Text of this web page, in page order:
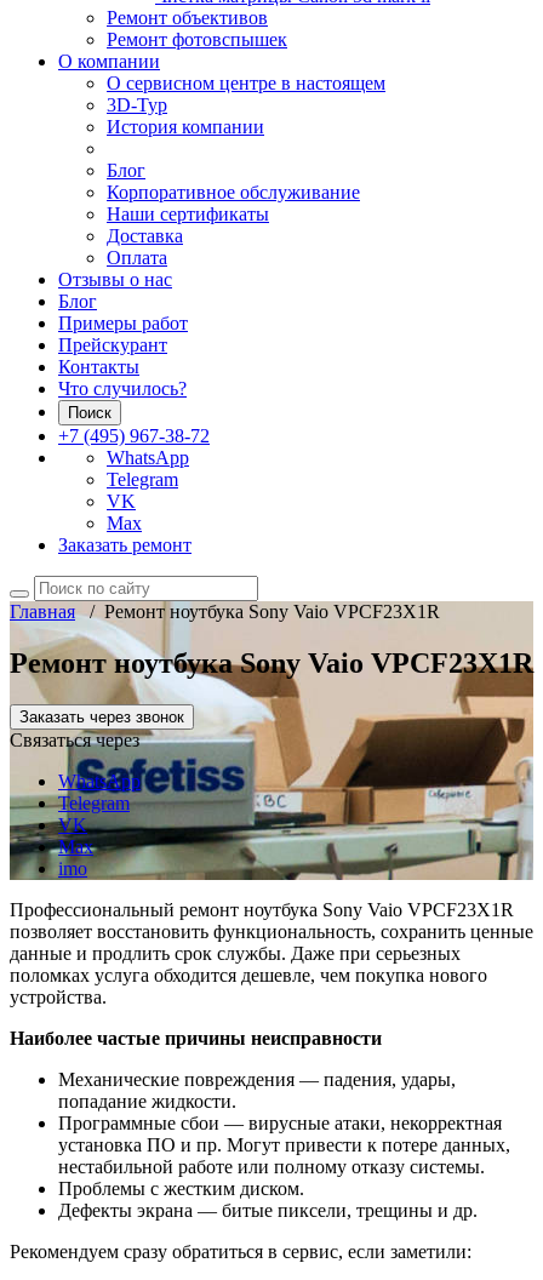
Ремонт объективов
Ремонт фотовспышек
О компании
О сервисном центре в настоящем
3D-Тур
История компании
Блог
Корпоративное обслуживание
Наши сертификаты
Доставка
Оплата
Отзывы о нас
Блог
Примеры работ
Прейскурант
Контакты
Что случилось?
Поиск
+7 (495) 967-38-72
WhatsApp
Telegram
VK
Max
Заказать ремонт
Главная/ Ремонт ноутбука Sony Vaio VPCF23X1R
Ремонт ноутбука Sony Vaio VPCF23X1R
Заказать через звонок
Связаться через
WhatsApp
Telegram
VK
Max
imo
Профессиональный ремонт ноутбука Sony Vaio VPCF23X1R
позволяет восстановить функциональность, сохранить ценные
данные и продлить срок службы. Даже при серьезных
поломках услуга обходится дешевле, чем покупка нового
устройства.
Наиболее частые причины неисправности
Механические повреждения — падения, удары,
попадание жидкости.
Программные сбои — вирусные атаки, некорректная
установка ПО и пр. Могут привести к потере данных,
нестабильной работе или полному отказу системы.
Проблемы с жестким диском.
Дефекты экрана — битые пиксели, трещины и др.
Рекомендуем сразу обратиться в сервис, если заметили: